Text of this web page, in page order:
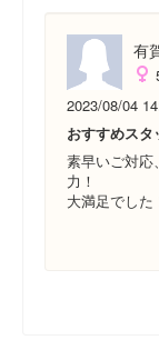
有
2023/08/04
おすすめスタ
素早いご対応
力！
大満足でした